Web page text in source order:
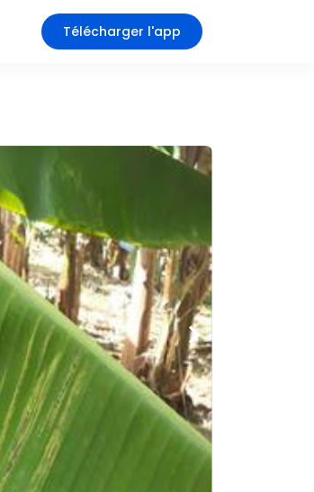
Télécharger l'app